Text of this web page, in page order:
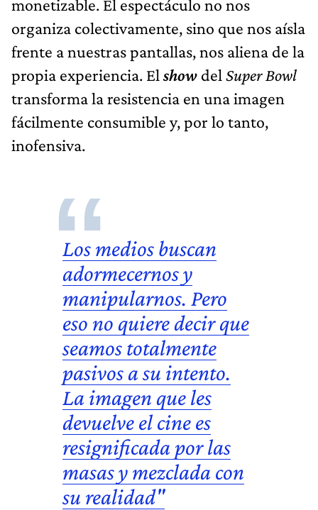
monetizable. El espectáculo no nos
organiza colectivamente, sino que nos aísla
frente a nuestras pantallas, nos aliena de la
propia experiencia. El show del Super Bowl
transforma la resistencia en una imagen
fácilmente consumible y, por lo tanto,
inofensiva.
Losmediosbuscan
adormecernos y
manipularnos. Pero
eso no quiere decir que
seamos totalmente
pasivos a su intento.
La imagen que les
devuelve el cine es
resignificada por las
masas y mezclada con
su realidad"